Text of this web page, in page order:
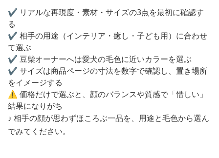
✔️ リアルな再現度・素材・サイズの3点を最初に確認す
る
✔️ 相手の用途（インテリア・癒し・子ども用）に合わせ
て選ぶ
✔️ 豆柴オーナーへは愛犬の毛色に近いカラーを選ぶ
✔️ サイズは商品ページの寸法を数字で確認し、置き場所
をイメージする
⚠️ 価格だけで選ぶと、顔のバランスや質感で「惜しい」
結果になりがち
♪ 相手の顔が思わずほころぶ一品を、用途と毛色から選ん
でみてください。